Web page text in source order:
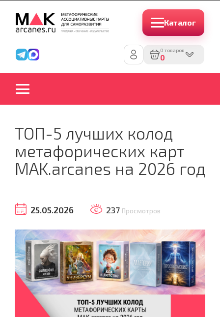
Каталог
0 товаров
0
ТОП-5 лучших колод
метафорических карт
MAK.arcanes на 2026 год
25.05.2026 237 Просмотров